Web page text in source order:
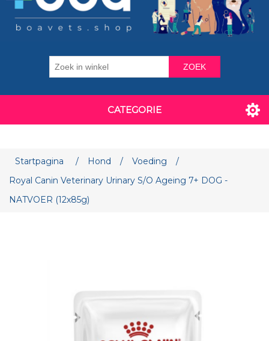
ZOEK
CATEGORIE
Startpagina / Hond / Voeding
/
Royal Canin Veterinary Urinary S/O Ageing 7+ DOG -
NATVOER (12x85g)